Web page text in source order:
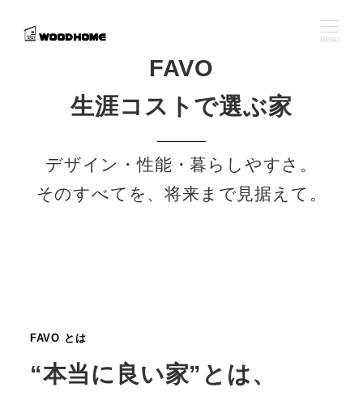
MENU
FAVO
生涯コストで選ぶ家
デザイン・性能・暮らしやすさ。
そのすべてを、将来まで見据えて。
FAVO とは
“本当に良い家”とは、